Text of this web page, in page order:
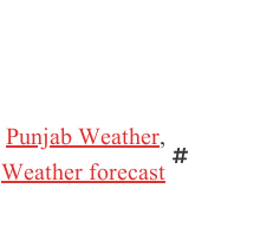
Punjab Weather,
Weather forecast